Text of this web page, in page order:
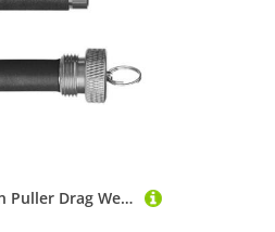
Wdbild Knoten Puller Drag Werkzeug Angellinie Knoten Aluminiumassistent Werkzeuge Dragger Strahlung Aluminium Fischerei